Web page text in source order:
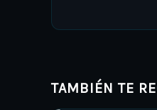
TAMBIÉN TE